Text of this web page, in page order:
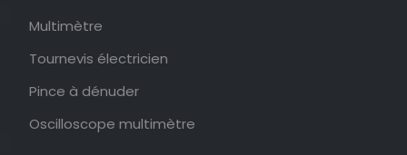
Multimètre
Tournevis électricien
Pince à dénuder
Oscilloscope multimètre